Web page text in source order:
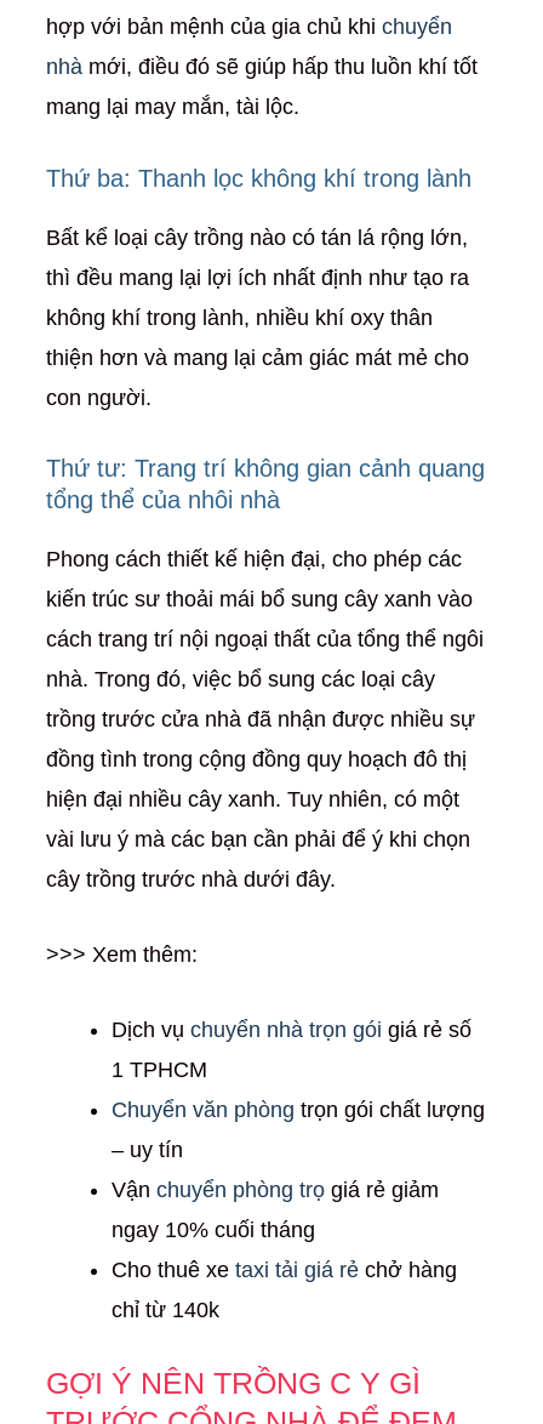
hợp với bản mệnh của gia chủ khi chuyển
nhà mới, điều đó sẽ giúp hấp thu luồn khí tốt
mang lại may mắn, tài lộc.
Thứ ba: Thanh lọc không khí trong lành
Bất kể loại cây trồng nào có tán lá rộng lớn,
thì đều mang lại lợi ích nhất định như tạo ra
không khí trong lành, nhiều khí oxy thân
thiện hơn và mang lại cảm giác mát mẻ cho
con người.
Thứ tư: Trang trí không gian cảnh quang
tổng thể của nhôi nhà
Phong cách thiết kế hiện đại, cho phép các
kiến trúc sư thoải mái bổ sung cây xanh vào
cách trang trí nội ngoại thất của tổng thể ngôi
nhà. Trong đó, việc bổ sung các loại cây
trồng trước cửa nhà đã nhận được nhiều sự
đồng tình trong cộng đồng quy hoạch đô thị
hiện đại nhiều cây xanh. Tuy nhiên, có một
vài lưu ý mà các bạn cần phải để ý khi chọn
cây trồng trước nhà dưới đây.
>>> Xem thêm:
Dịch vụ chuyển nhà trọn gói giá rẻ số
1 TPHCM
Chuyển văn phòng trọn gói chất lượng
– uy tín
Vận chuyển phòng trọgiá rẻ giảm
ngay 10% cuối tháng
Cho thuê xe taxi tải giá rẻchở hàng
chỉ từ 140k
GỢI Ý NÊN TRỒNG C Y GÌ